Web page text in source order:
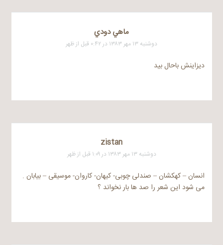
ماهي دودي
دوشنبه ۱۳ مهر ۱۳۸۳ در ۰:۴۲ قبل از ظهر
دیزاینش باحال بید
zistan
دوشنبه ۱۳ مهر ۱۳۸۳ در ۱:۰۹ قبل از ظهر
انسان – کهکشان – صندلی چوبی- کیهان- کاروان- موسیقی – بیابان .
می شود این شعر را صد ها بار نخواند ؟